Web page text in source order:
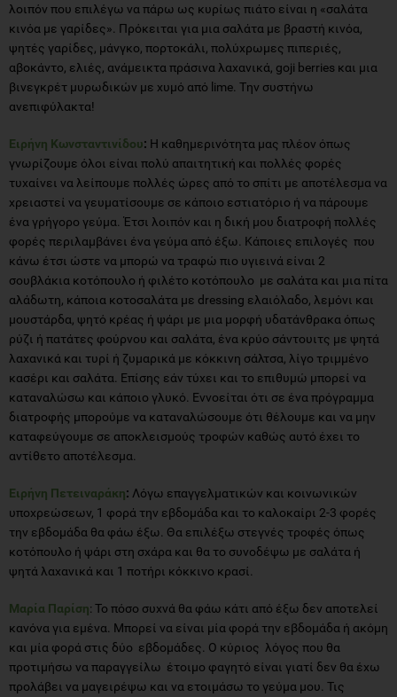
λοιπόν που επιλέγω να πάρω ως κυρίως πιάτο είναι η «σαλάτα
κινόα με γαρίδες». Πρόκειται για μια σαλάτα με βραστή κινόα,
ψητές γαρίδες, μάνγκο, πορτοκάλι, πολύχρωμες πιπεριές,
αβοκάντο, ελιές, ανάμεικτα πράσινα λαχανικά, goji berries και μια
βινεγκρέτ μυρωδικών με χυμό από lime. Tην συστήνω
ανεπιφύλακτα!
Ειρήνη Κωνσταντινίδου: Η καθημερινότητα μας πλέον όπως
γνωρίζουμε όλοι είναι πολύ απαιτητική και πολλές φορές
τυχαίνει να λείπουμε πολλές ώρες από το σπίτι με αποτέλεσμα να
χρειαστεί να γευματίσουμε σε κάποιο εστιατόριο ή να πάρουμε
ένα γρήγορο γεύμα. Έτσι λοιπόν και η δική μου διατροφή πολλές
φορές περιλαμβάνει ένα γεύμα από έξω. Κάποιες επιλογές που
κάνω έτσι ώστε να μπορώ να τραφώ πιο υγιεινά είναι 2
σουβλάκια κοτόπουλο ή φιλέτο κοτόπουλο με σαλάτα και μια πίτα
αλάδωτη, κάποια κοτοσαλάτα με dressing ελαιόλαδο, λεμόνι και
μουστάρδα, ψητό κρέας ή ψάρι με μια μορφή υδατάνθρακα όπως
ρύζι ή πατάτες φούρνου και σαλάτα, ένα κρύο σάντουιτς με ψητά
λαχανικά και τυρί ή ζυμαρικά με κόκκινη σάλτσα, λίγο τριμμένο
κασέρι και σαλάτα. Επίσης εάν τύχει και το επιθυμώ μπορεί να
καταναλώσω και κάποιο γλυκό. Εννοείται ότι σε ένα πρόγραμμα
διατροφής μπορούμε να καταναλώσουμε ότι θέλουμε και να μην
καταφεύγουμε σε αποκλεισμούς τροφών καθώς αυτό έχει το
αντίθετο αποτέλεσμα.
Ειρήνη Πετειναράκη: Λόγω επαγγελματικών και κοινωνικών
υποχρεώσεων, 1 φορά την εβδομάδα και το καλοκαίρι 2-3 φορές
την εβδομάδα θα φάω έξω. Θα επιλέξω στεγνές τροφές όπως
κοτόπουλο ή ψάρι στη σχάρα και θα το συνοδέψω με σαλάτα ή
ψητά λαχανικά και 1 ποτήρι κόκκινο κρασί.
Μαρία Παρίση: Το πόσο συχνά θα φάω κάτι από έξω δεν αποτελεί
κανόνα για εμένα. Μπορεί να είναι μία φορά την εβδομάδα ή ακόμη
και μία φορά στις δύο εβδομάδες. Ο κύριος λόγος που θα
προτιμήσω να παραγγείλω έτοιμο φαγητό είναι γιατί δεν θα έχω
προλάβει να μαγειρέψω και να ετοιμάσω το γεύμα μου. Τις